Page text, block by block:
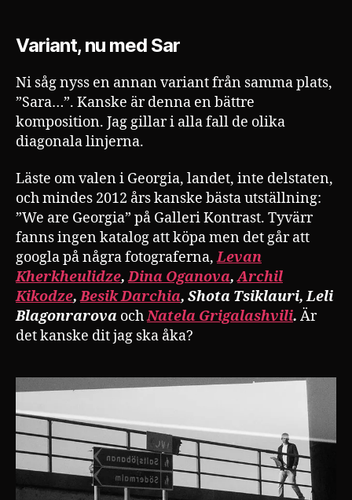
Variant, nu med Sar
Ni såg nyss en annan variant från samma plats,
”Sara…”. Kanske är denna en bättre
komposition. Jag gillar i alla fall de olika
diagonala linjerna.
Läste om valen i Georgia, landet, inte delstaten,
och mindes 2012 års kanske bästa utställning:
”We are Georgia” på Galleri Kontrast. Tyvärr
fanns ingen katalog att köpa men det går att
googla på några fotograferna,Levan
Kherkheulidze,Dina Oganova,Archil
Kikodze,Besik Darchia, Shota Tsiklauri, Leli
Blagonrarova ochNatela Grigalashvili. Är
det kanske dit jag ska åka?